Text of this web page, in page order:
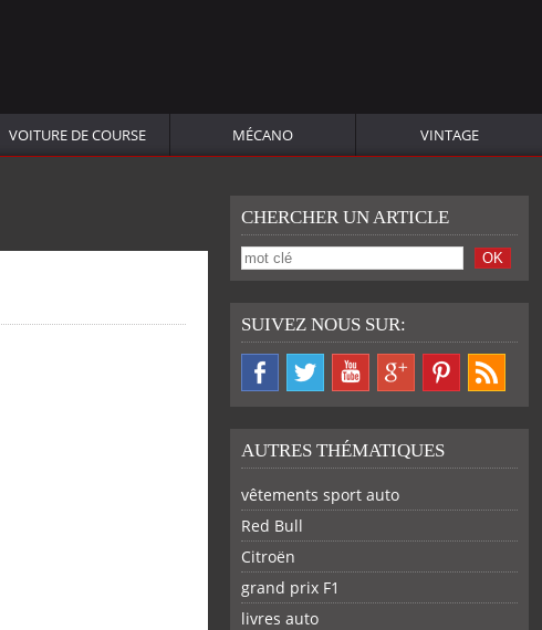
VOITURE DE COURSE MÉCANO VINTAGE
CHERCHER UN ARTICLE
SUIVEZ NOUS SUR:
AUTRES THÉMATIQUES
vêtements sport auto
Red Bull
Citroën
grand prix F1
livres auto